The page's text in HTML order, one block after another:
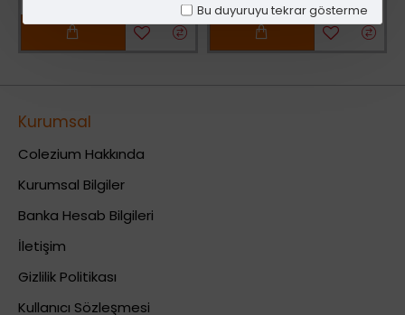
Bu duyuruyu tekrar gösterme
Kurumsal
Colezium Hakkında
Kurumsal Bilgiler
Banka Hesab Bilgileri
İletişim
Gizlilik Politikası
Kullanıcı Sözleşmesi